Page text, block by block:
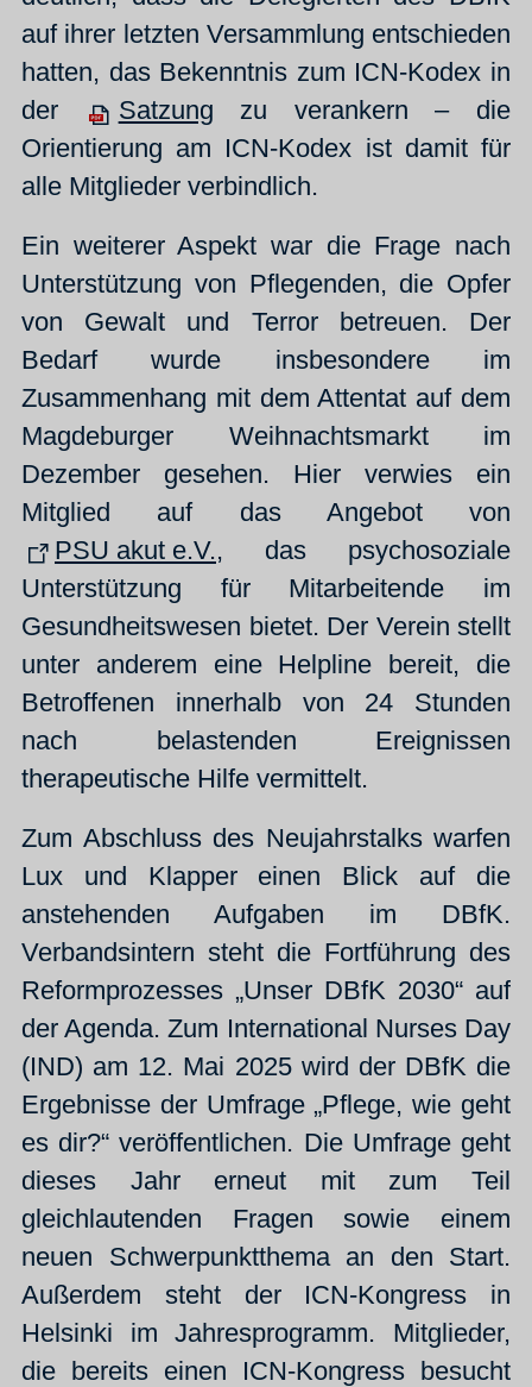
auf ihrer letzten Versammlung entschieden
hatten, das Bekenntnis zum ICN-Kodex in
der
Satzung zu verankern – die
Orientierung am ICN-Kodex ist damit für
alle Mitglieder verbindlich.
Ein weiterer Aspekt war die Frage nach
Unterstützung von Pflegenden, die Opfer
von Gewalt und Terror betreuen. Der
Bedarf wurde insbesondere im
Zusammenhang mit dem Attentat auf dem
Magdeburger Weihnachtsmarkt im
Dezember gesehen. Hier verwies ein
Mitglied auf das Angebot von
PSU akut e.V., das psychosoziale
Unterstützung für Mitarbeitende im
Gesundheitswesen bietet. Der Verein stellt
unter anderem eine Helpline bereit, die
Betroffenen innerhalb von 24 Stunden
nach belastenden Ereignissen
therapeutische Hilfe vermittelt.
Zum Abschluss des Neujahrstalks warfen
Lux und Klapper einen Blick auf die
anstehenden Aufgaben im DBfK.
Verbandsintern steht die Fortführung des
Reformprozesses „Unser DBfK 2030“ auf
der Agenda. Zum International Nurses Day
(IND) am 12. Mai 2025 wird der DBfK die
Ergebnisse der Umfrage „Pflege, wie geht
es dir?“ veröffentlichen. Die Umfrage geht
dieses Jahr erneut mit zum Teil
gleichlautenden Fragen sowie einem
neuen Schwerpunktthema an den Start.
Außerdem steht der ICN-Kongress in
Helsinki im Jahresprogramm. Mitglieder,
die bereits einen ICN-Kongress besucht